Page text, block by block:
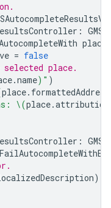
:
place
= false
place.
.name) " )
place. formattedAddress
\(place.
:
)